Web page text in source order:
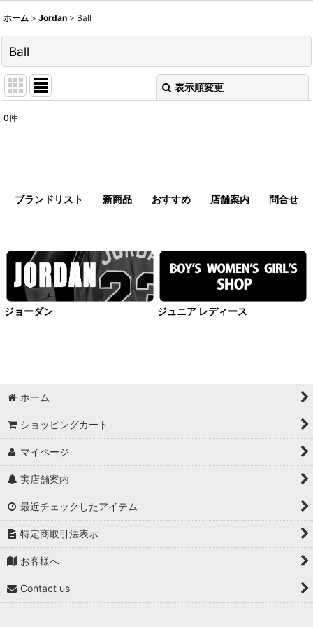
ホーム > Jordan > Ball
Ball
表示順変更
絞り込む
0件
ブランドリスト 新商品 おすすめ 店舗案内 問合せ
ジョーダン ジュニア レディース
ホーム
ショッピングカート
マイページ
実店舗案内
最近チェックしたアイテム
特定商取引法表示
お客様へ
Contact us